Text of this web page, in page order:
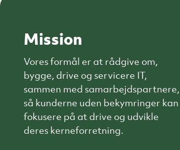
Mission
Vores formål er at rådgive om,
bygge, drive og servicere IT,
sammen med samarbejdspartnere,
så kunderne uden bekymringer kan
fokusere på at drive og udvikle
deres kerneforretning.